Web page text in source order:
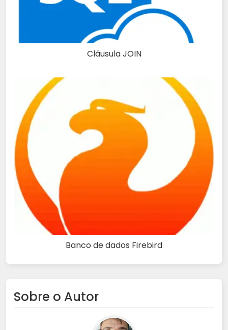
Cláusula JOIN
Banco de dados Firebird
Sobre o Autor